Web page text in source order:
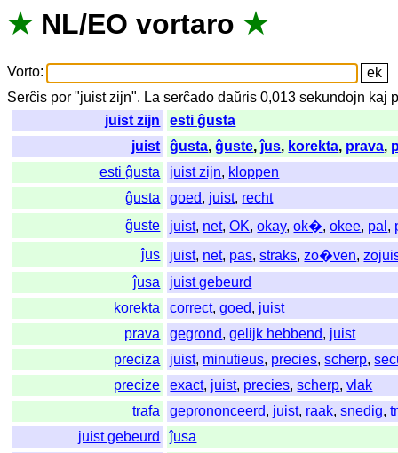
★ NL/EO vortaro ★
Vorto:
Serĉis por "juist zijn". La serĉado daŭris 0,013sekundojn kaj
juist zijn
esti ĝusta
juist
ĝusta,ĝuste,ĵus, korekta, prava,
esti ĝusta
juist zijn, kloppen
ĝusta
goed, juist, recht
ĝuste
juist, net,OK,okay,ok�,okee, pal ,
ĵus
juist, net, pas,straks,zo�ven,
ĵusa
juist gebeurd
korekta
correct,goed, juist
prava
gegrond,gelijk hebbend, juist
preciza
juist, minutieus, precies,scherp,
precize
exact, juist, precies,scherp,vlak
trafa
geprononceerd, juist, raak,snedig,
juist gebeurd
ĵusa